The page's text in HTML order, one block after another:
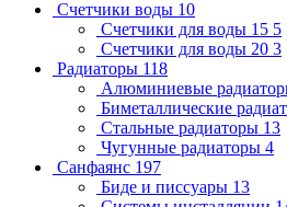
Счетчики воды 10
Счетчики для воды 15 5
Счетчики для воды 20 3
Радиаторы 118
Алюминиевые
Биметаллические
Стальные радиаторы 13
Чугунные радиаторы 4
Санфаянс 197
Биде и писсуары 13